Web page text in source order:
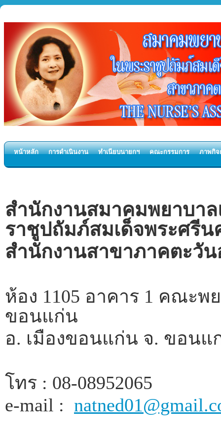
หน้าหลัก การดำเนินงาน ทำเนียบนายกฯ คณะกรรมการ ภาพกิจ
สำนักงานสมาคมพยาบาล
ราชูปถัมภ์สมเด็จพระศรี
สำนักงานสาขาภาคตะวัน
ห้อง 1105 อาคาร 1 คณะ
ขอนแก่น
อ. เมืองขอนแก่น จ. ขอนแ
โทร : 08-08952065
e-mail :